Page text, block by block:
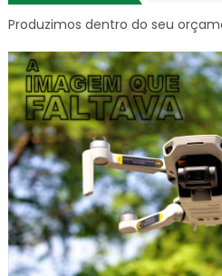
Produzimos dentro do seu